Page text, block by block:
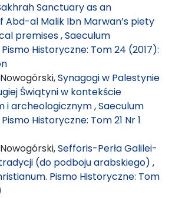
Sanctuary as an
Abd-al Malik Ibn Marwan’s piety
premises,Saeculum
Historyczne: Tom 24 (2017):
Synagogi w Palestynie
Świątyni w kontekście
i archeologicznym,Saeculum
Historyczne: Tom 21 Nr 1
Sefforis-Perła Galilei-
(do podboju arabskiego) ,
Pismo Historyczne: Tom